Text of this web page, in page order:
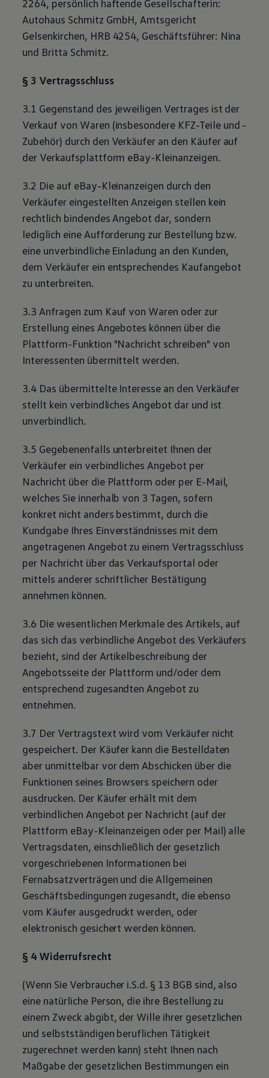
Motorenöl und Flüssigkeiten
Räder und Reifen
Pannen- und Unfallhilfe
Economy Service
Volkswagen Teile
Modellspezifisches Zubehör
Schutz und Pflege
Entertainment und Elektronik
Individualisieren
Wallbox und Ladekabel
Digitale Extras
Volkswagen Apps, Login und Shop
Updates für Software, Karten und Radio
Über Ihr Auto
Vorgängermodelle
Kundeninformationen
Volkswagen Kundenbetreuung
Warn- und Kontrollleuchten
Assistenzsysteme
Digitale Betriebsanleitung
Live Beratung
Magazin
Lifestyle
Familie
Elektromobilität
Volkswagen R
Pannen- und Unfallhilfe
Volkswagen Kundenbetreuung
2264, persönlich haftende Gesellschafterin:
Autohaus Schmitz GmbH, Amtsgericht
Gelsenkirchen, HRB 4254, Geschäftsführer: Nina
und Britta Schmitz.
§ 3 Vertragsschluss
3.1 Gegenstand des jeweiligen Vertrages ist der
Verkauf von Waren (insbesondere KFZ-Teileund -
Zubehör) durch den Verkäufer an den Käufer auf
der Verkaufsplattform eBay-Kleinanzeigen.
3.2 Die auf eBay-Kleinanzeigen durch den
Verkäufer eingestellten Anzeigen stellen kein
rechtlich bindendes Angebot dar, sondern
lediglich eine Aufforderung zur Bestellung bzw.
eine unverbindliche Einladung an den Kunden,
dem Verkäufer ein entsprechendes Kaufangebot
zu unterbreiten.
3.3 Anfragen zum Kauf von Waren oder zur
Erstellung eines Angebotes können über die
Plattform-Funktion "Nachricht schreiben" von
Interessenten übermittelt werden.
3.4 Das übermittelte Interesse an den Verkäufer
stellt kein verbindliches Angebot dar und ist
unverbindlich.
3.5 Gegebenenfalls unterbreitet Ihnen der
Verkäufer ein verbindliches Angebot per
Nachricht über die Plattform oder per E-Mail,
welches Sie innerhalb von 3 Tagen, sofern
konkret nicht anders bestimmt, durch die
Kundgabe Ihres Einverständnisses mit dem
angetragenen Angebot zu einem Vertragsschluss
per Nachricht über das Verkaufsportal oder
mittels anderer schriftlicher Bestätigung
annehmen können.
3.6 Die wesentlichen Merkmale des Artikels, auf
das sich das verbindliche Angebot des Verkäufers
bezieht, sind der Artikelbeschreibung der
Angebotsseite der Plattform und/oder dem
entsprechend zugesandten Angebot zu
entnehmen.
3.7 Der Vertragstext wird vom Verkäufer nicht
gespeichert. Der Käufer kann die Bestelldaten
aber unmittelbar vor dem Abschicken über die
Funktionen seines Browsers speichern oder
ausdrucken. Der Käufer erhält mit dem
verbindlichen Angebot per Nachricht (auf der
Plattform eBay-Kleinanzeigen oder per Mail) alle
Vertragsdaten, einschließlich der gesetzlich
vorgeschriebenen Informationen bei
Fernabsatzverträgen und die Allgemeinen
Geschäftsbedingungen zugesandt, die ebenso
vom Käufer ausgedruckt werden, oder
elektronisch gesichert werden können.
§ 4 Widerrufsrecht
(Wenn Sie Verbraucher i.S.d. § 13 BGB sind, also
eine natürliche Person, die ihre Bestellung zu
einem Zweck abgibt, der Wille ihrer gesetzlichen
und selbstständigen beruflichen Tätigkeit
zugerechnet werden kann) steht Ihnen nach
Maßgabe der gesetzlichen Bestimmungen ein